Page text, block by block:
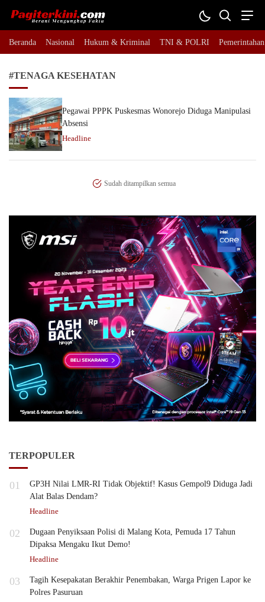
Pagiterkini.com
Berani Mengungkap Fakta
Beranda Nasional Hukum & Kriminal TNI & POLRI Pemerintahan
#TENAGA KESEHATAN
Pegawai PPPK Puskesmas Wonorejo Diduga Manipulasi
Absensi
Headline
Sudah ditampilkan semua
TERPOPULER
01
GP3H Nilai LMR-RI Tidak Objektif! Kasus Gempol9 Diduga Jadi
Alat Balas Dendam?
Headline
02
Dugaan Penyiksaan Polisi di Malang Kota, Pemuda 17 Tahun
Dipaksa Mengaku Ikut Demo!
Headline
03
Tagih Kesepakatan Berakhir Penembakan, Warga Prigen Lapor ke
Polres Pasuruan